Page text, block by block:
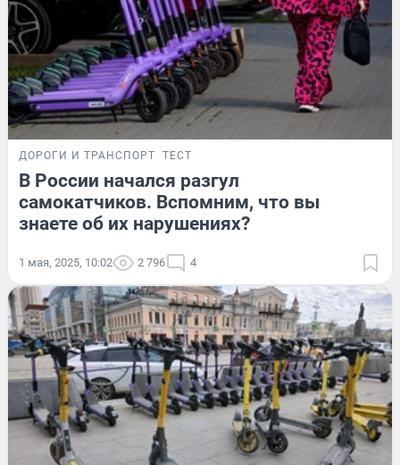
ДОРОГИ И ТРАНСПОРТ ТЕСТ
В России начался разгул
самокатчиков. Вспомним, что вы
знаете об их нарушениях?
1 мая, 2025, 10:02 2 796 4